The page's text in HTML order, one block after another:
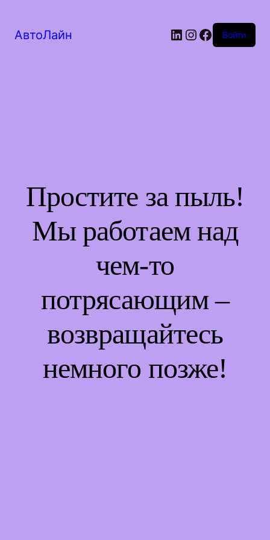
АвтоЛайн LinkedIn
Instagram
Facebook
Войти
Простите за пыль!
Мы работаем над
чем-то
потрясающим –
возвращайтесь
немного позже!